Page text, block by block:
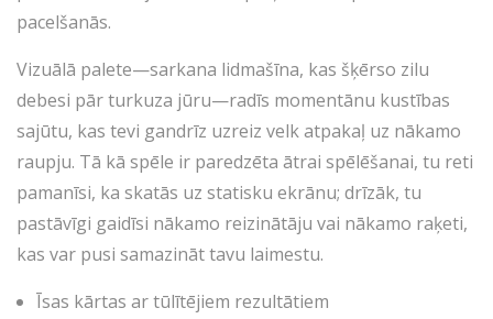
pacelšanās.
Vizuālā palete—sarkana lidmašīna, kas šķērso zilu
debesi pār turkuza jūru—radīs momentānu kustības
sajūtu, kas tevi gandrīz uzreiz velk atpakaļ uz nākamo
raupju. Tā kā spēle ir paredzēta ātrai spēlēšanai, tu reti
pamanīsi, ka skatās uz statisku ekrānu; drīzāk, tu
pastāvīgi gaidīsi nākamo reizinātāju vai nākamo raķeti,
kas var pusi samazināt tavu laimestu.
Īsas kārtas ar tūlītējiem rezultātiem